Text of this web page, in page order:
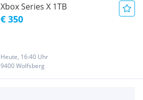
Xbox Series X 1TB
€ 350
Heute, 16:40 Uhr
9400 Wolfsberg